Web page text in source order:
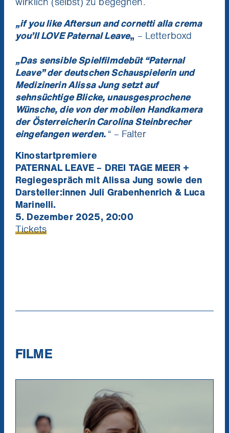
„if you like Aftersun and cornetti alla crema
you’ll LOVE Paternal Leave„ – Letterboxd
„Das sensible Spielfilmdebüt “Paternal
Leave” der deutschen Schauspielerin und
Medizinerin Alissa Jung setzt auf
sehnsüchtige Blicke, unausgesprochene
Wünsche, die von der mobilen Handkamera
der Österreicherin Carolina Steinbrecher
eingefangen werden.“ – Falter
Kinostartpremiere
PATERNAL LEAVE – DREI TAGE MEER +
Regiegespräch mit Alissa Jung sowie den
Darsteller:innen Juli Grabenhenrich & Luca
Marinelli.
5. Dezember 2025, 20:00
Tickets
FILME
Ich will die News!
Niemand mag Pop Ups. Aber du
wirst unsere Kino News lieben.
Verpass keinen Kinostart mehr und gewinne
mit etwas Glück 1x2 Tickets für die nächste
Stadtkino Wien Premiere deiner Wahl
(Verlosung jeden Monat unter allen
Neuregistrierungen).